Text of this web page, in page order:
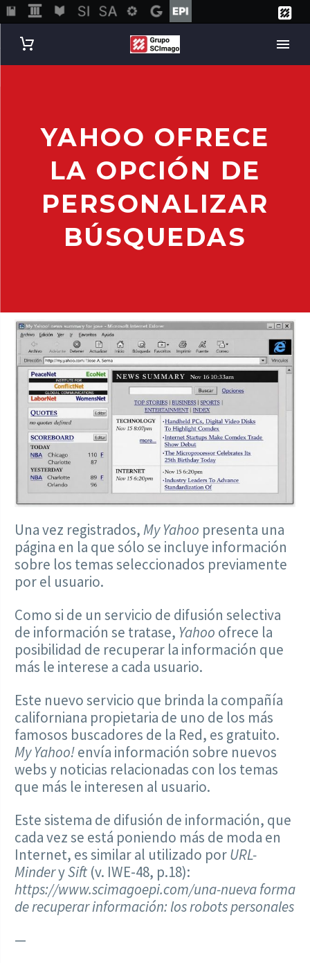
YAHOO OFRECE
LA OPCIÓN DE
PERSONALIZAR
BÚSQUEDAS
Una vez registrados,My Yahoo presenta una
página en la que sólo se incluye información
sobre los temas seleccionados previamente
por el usuario.
Como si de un servicio de difusión selectiva
de información se tratase, Yahoo ofrece la
posibilidad de recuperar la información que
más le interese a cada usuario.
Este nuevo servicio que brinda la compañía
californiana propietaria de uno de los más
famosos buscadores de la Red, es gratuito.
My Yahoo!envía información sobre nuevos
webs y noticias relacionadas con los temas
que más le interesen al usuario.
Este sistema de difusión de información, que
cada vez se está poniendo más de moda en
Internet, es similar al utilizado porURL-
MinderySift (v. IWE-48, p.18):
https://www.scimagoepi.com/una-nueva forma
de recuperar información: los robots personales
—